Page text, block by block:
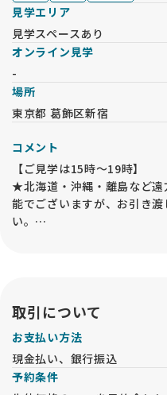
見学エリア
見学スペースあり
オンライン見学
-
場所
東京都 葛飾区新宿
コメント
【ご見学は15時〜19時】
★北海道・沖縄・離島など
能でございますが、お引き
い。
さい。
★妊婦犬がおります。見知ら
調を崩したり流産や早産にな
また、ワクチン未接種のベビ
取引について
お支払い方法
現金払い、銀行振込
予約条件